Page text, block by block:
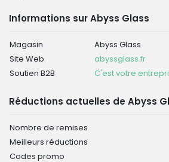
Informations sur Abyss Glass
Magasin
Abyss Glass
Site Web
abyssglass.fr
Soutien B2B
C'est votre
Réductions actuelles de Abyss
Nombre de remises
Meilleurs réductions
Codes promo